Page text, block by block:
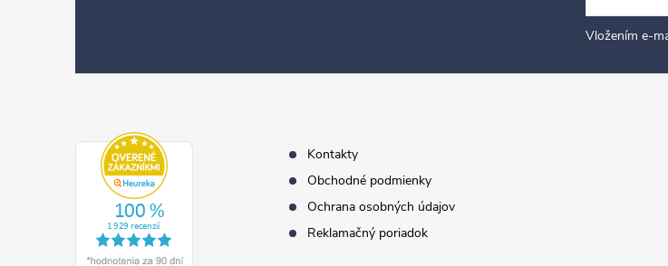
Vložením e-
Kontakty
Obchodné podmienky
Ochrana osobných údajov
Reklamačný poriadok